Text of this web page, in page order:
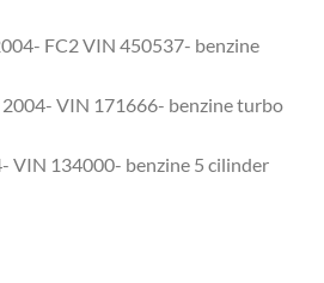
FC2 VIN 450537- benzine
VIN 171666- benzine turbo
VIN 134000- benzine 5 cilinder